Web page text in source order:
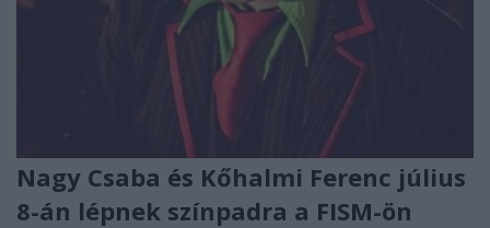
Nagy Csaba és Kőhalmi Ferenc július
8-án lépnek színpadra a FISM-ön